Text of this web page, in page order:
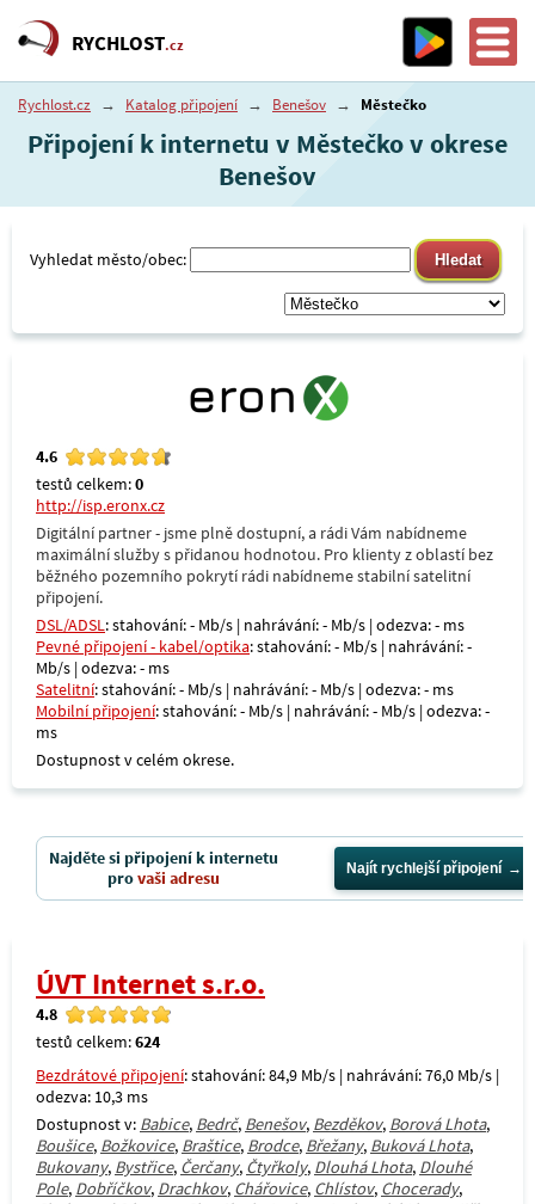
RYCHLOST.cz
Rychlost.cz → Katalog připojení → Benešov → Městečko
Připojení k internetu v Městečko v okrese
Benešov
Vyhledat město/obec:
4.6
testů celkem:0
http://isp.eronx.cz
Digitální partner - jsme plně dostupní, a rádi Vám nabídneme
maximální služby s přidanou hodnotou. Pro klienty z oblastí bez
běžného pozemního pokrytí rádi nabídneme stabilní satelitní
připojení.
DSL/ADSL: stahování: - Mb/s | nahrávání: - Mb/s | odezva: - ms
Pevné připojení - kabel/optika: stahování: - Mb/s | nahrávání: -
Mb/s | odezva: - ms
Satelitní: stahování: - Mb/s | nahrávání: - Mb/s | odezva: - ms
Mobilní připojení: stahování: - Mb/s | nahrávání: - Mb/s | odezva: -
ms
Dostupnost v celém okrese.
Najděte si připojení k internetu
provaši adresu Najít rychlejší připojení
ÚVT Internet s.r.o.
4.8
testů celkem:624
Bezdrátové připojení: stahování: 84,9 Mb/s | nahrávání: 76,0 Mb/s |
odezva: 10,3 ms
Dostupnost v: Babice, Bedrč, Benešov, Bezděkov, Borová Lhota,
Boušice, Božkovice, Braštice, Brodce, Břežany, Buková Lhota,
Bukovany, Bystřice, Čerčany, Čtyřkoly, Dlouhá Lhota, Dlouhé
Pole, Dobříčkov, Drachkov, Chářovice, Chlístov, Chocerady,